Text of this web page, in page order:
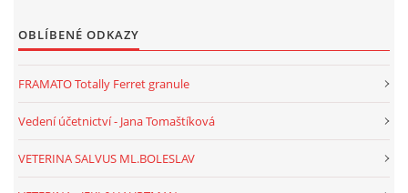
OBLÍBENÉ ODKAZY
FRAMATO Totally Ferret granule
Vedení účetnictví - Jana Tomaštíková
VETERINA SALVUS ML.BOLESLAV